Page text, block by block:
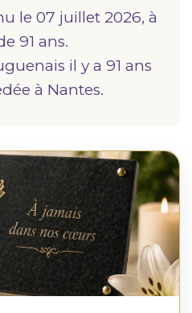
le 07 juillet 2026, à
91 ans.
il y a 91 ans
à
nantes.